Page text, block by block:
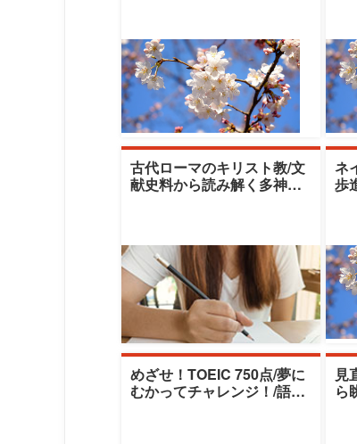
古代ローマのキリスト教/文
献史料から読み解く多神教
ネ
歩
めざせ！TOEIC 750点/夢に
むかってチャレンジ！/語学
見
ら